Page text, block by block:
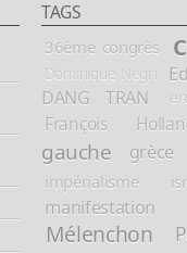
TAGS
36ème congrès
Dominique Negri
DANG TRAN
François
gauche
grèce
impérialisme
manifestation
Mélenchon